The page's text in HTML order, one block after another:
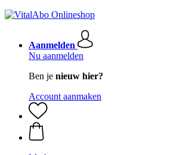
Aanmelden
Nu aanmelden
Ben je nieuw hier?
Account aanmaken